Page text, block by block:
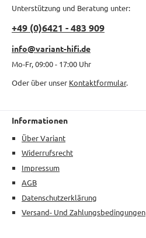
Unterstützung und Beratung unter:
+49 (0)6421 - 483 909
info@variant-hifi.de
Mo-Fr, 09:00 - 17:00 Uhr
Oder über unser Kontaktformular.
Informationen
Über Variant
Widerrufsrecht
Impressum
AGB
Datenschutzerklärung
Versand- Und Zahlungsbedingungen